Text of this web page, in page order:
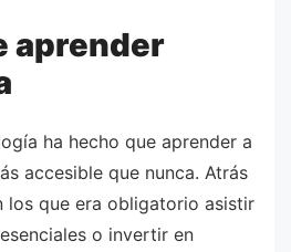
aprender
ha hecho que aprender a
accesible que nunca. Atrás
los que era obligatorio asistir
o invertir en